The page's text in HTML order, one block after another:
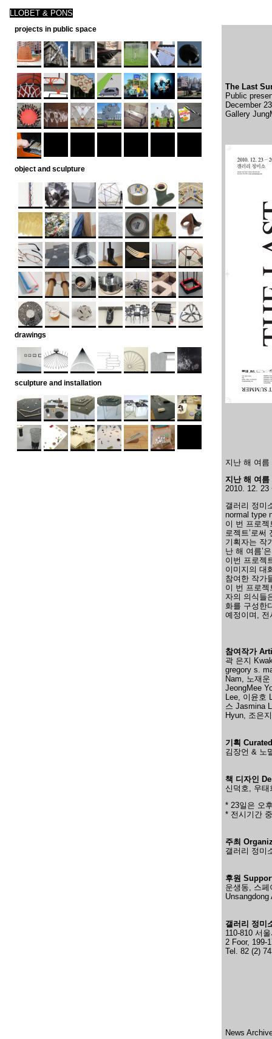
LLOBET & PONS
projects in public space
object and sculpture
drawings
sculpture and installation
The Last
Public
December
Gallery
지난 해 여름
지난 해 여
2010. 12. 23
갤러리 정미
normal type
이 번 프로
로젝트’로써
기획자는 작
난 해 여름’
이번 프로젝
이미지의 대
참여한 작가
이 번 프로
자의 의식들
화를 구성한
예정이며, 전
참여작가
곽 은지
gregory s.
Nam, 노재
JeongMee
Lee, 이윤호
스 Jasmina
Hyun, 조은
기획
김장언 & 노
책 디자인
신덕호, 우
* 23일은 오
* 전시기간
주최
갤러리 정미
후원
운생동, 스
갤러리 정미
110-810 서
2 Foor, 199-
Tel. 82 (2)
News